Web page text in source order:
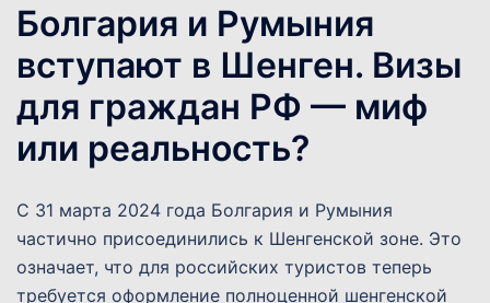
Болгария и Румыния
вступают в Шенген. Визы
для граждан РФ — миф
или реальность?
С 31 марта 2024 года Болгария и Румыния
частично присоединились к Шенгенской зоне. Это
означает, что для российских туристов теперь
требуется оформление полноценной шенгенской